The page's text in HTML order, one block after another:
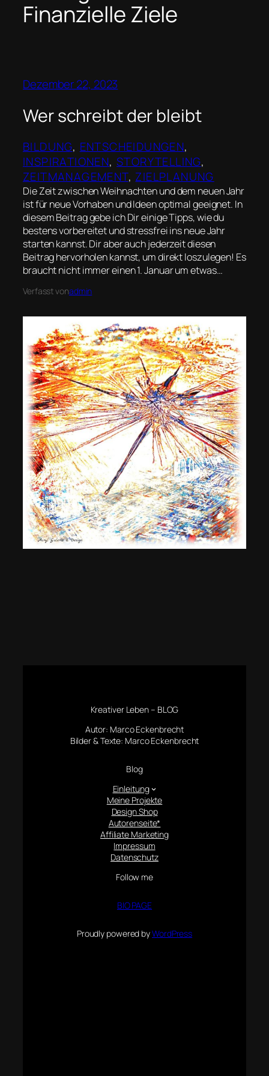
Finanzielle Ziele
Dezember 22, 2023
Wer schreibt der bleibt
BILDUNG, ENTSCHEIDUNGEN
INSPIRATIONEN, STORYTELLING
ZEITMANAGEMENT, ZIELPLANUNG
Die Zeit zwischen Weihnachten und dem neuen Jahr
ist für neue Vorhaben und Ideen optimal geeignet. In
diesem Beitrag gebe ich Dir einige Tipps, wie du
bestens vorbereitet und stressfrei ins neue Jahr
starten kannst. Dir aber auch jederzeit diesen
Beitrag hervorholen kannst, um direkt loszulegen! Es
braucht nicht immer einen 1. Januar um etwas…
Verfasst vonadmin
Kreativer Leben – BLOG
Autor: Marco Eckenbrecht
Bilder & Texte: Marco Eckenbrecht
Blog
Einleitung
Meine Projekte
Design Shop
Autorenseite*
Affiliate Marketing
Impressum
Datenschutz
Follow me
BIO PAGE
Proudly powered byWordPress